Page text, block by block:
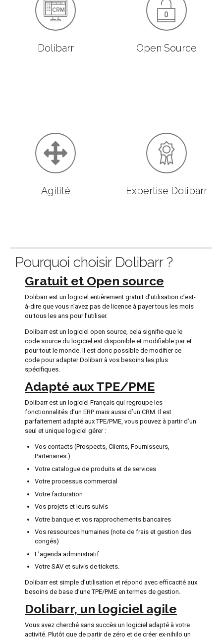
Dolibarr Open Source
Agilité Expertise Dolibarr
Pourquoi choisir Dolibarr ?
Gratuit et Open source
Dolibarr est un logiciel entièrement gratuit d’utilisation c’est-
à-dire que vous n’avez pas de licence à payer tous les mois
ou tous les ans pour l’utiliser.
Dolibarr est un logiciel open source, cela signifie que le
code source du logiciel est disponible et modifiable par et
pour tout le monde. Il est donc possible de modifier ce
code pour adapter Dolibarr à vos besoins les plus
spécifiques.
Adapté aux TPE/PME
Dolibarr est un logiciel Français qui regroupe les
fonctionnalités d’un ERP mais aussi d’un CRM. Il est
parfaitement adapté aux TPE/PME, vous pouvez à partir d’un
seul et unique logiciel gérer :
Vos contacts (Prospects, Clients, Fournisseurs,
Partenaires.)
Votre catalogue de produits et de services
Votre processus commercial
Votre facturation
Vos projets et leurs suivis
Votre banque et vos rapprochements bancaires
Vos ressources humaines (note de frais et gestion des
congés)
L’agenda administratif
Votre SAV et suivis de tickets.
Dolibarr est simple d’utilisation et répond avec efficacité aux
besoins de base d’une TPE/PME en termes de gestion.
Dolibarr, un logiciel agile
Vous avez cherché sans succès un logiciel adapté à votre
activité. Plutôt que de partir de zéro et de créer ex-nihilo un